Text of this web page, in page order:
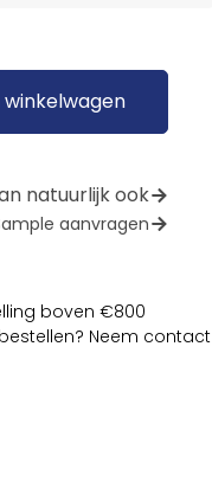
natuurlijk ook
aanvragen
boven €800
Neem contact